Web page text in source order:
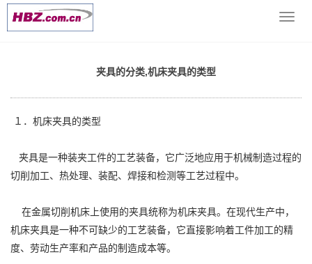
导
当前位置：网站首页
>> 夹具的分类,机床夹具
夹具的分类,机床夹具的类型
１．机床夹具的类型
夹具是一种装夹工件的工艺装备，它广泛地应用于机械制造过程的
切削加工、热处理、装配、焊接和检测等工艺过程中。
在金属切削机床上使用的夹具统称为机床夹具。在现代生产中，
机床夹具是一种不可缺少的工艺装备，它直接影响着工件加工的精
度、劳动生产率和产品的制造成本等。